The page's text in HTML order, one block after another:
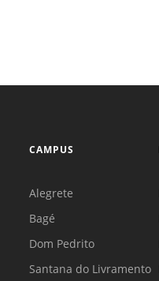
CAMPUS
Alegrete
Bagé
Dom Pedrito
Santana do Livramento